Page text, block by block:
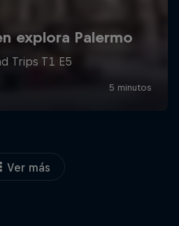
Ver más